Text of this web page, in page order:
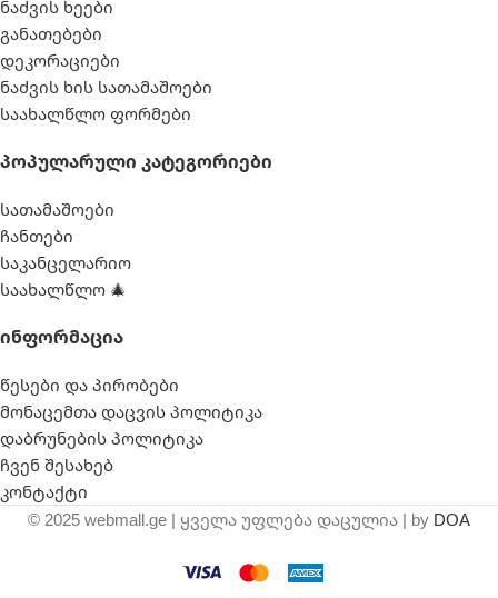
ნაძვის ხეები
განათებები
დეკორაციები
ნაძვის ხის სათამაშოები
საახალწლო ფორმები
Პოპულარული Კატეგორიები
სათამაშოები
ჩანთები
საკანცელარიო
საახალწლო 🎄
Ინფორმაცია
წესები და პირობები
მონაცემთა დაცვის პოლიტიკა
დაბრუნების პოლიტიკა
ჩვენ შესახებ
კონტაქტი
© 2025 webmall.ge | ყველა უფლება დაცულია | by DOA